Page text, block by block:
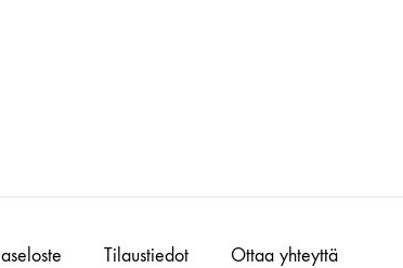
Tilaustiedot Ottaa yhteyttä